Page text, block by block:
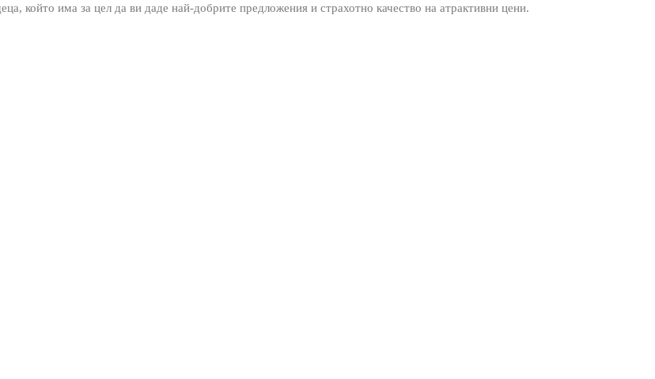
който има за цел да ви даде най-добрите предложения и страхотно качество на атрактивни цени.